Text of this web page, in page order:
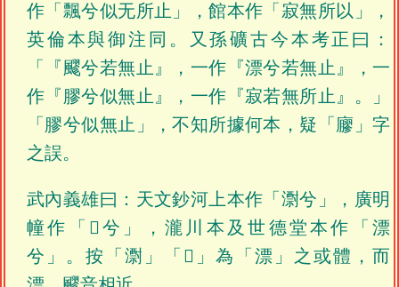
作「飄兮似无所止」，館本作「寂無所以」，
英倫本與御注同。又孫礦古今本考正曰：
「『飂兮若無止』，一作『漂兮若無止』，一
作『膠兮似無止』，一作『寂若無所止』。」
「膠兮似無止」，不知所據何本，疑「廫」字
之誤。
武內義雄曰：天文鈔河上本作「㵱兮」，廣明
幢作「𣿖兮」，瀧川本及世德堂本作「漂
兮」。按「㵱」「𣿖」為「漂」之或體，而